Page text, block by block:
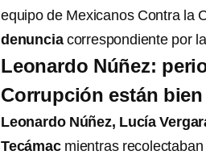
equipo de Mexicanos Contra la
denuncia correspondiente por
Leonardo Núñez:
Corrupción están
Leonardo Núñez, Lucía
Tecámac mientras